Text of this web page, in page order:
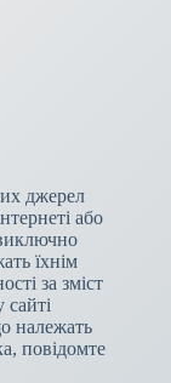
джерел
або
їхнім
за зміст
належать
повідомте